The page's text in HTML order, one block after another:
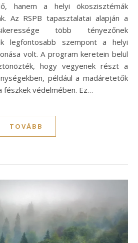
hanem a helyi ökoszisztémák
Az RSPB tapasztalatai alapján a
több tényezőnek
legfontosabb szempont a helyi
volt. A program keretein belül
hogy vegyenek részt a
például a madáretetők
fészkek védelmében. Ez…
TOVÁBB